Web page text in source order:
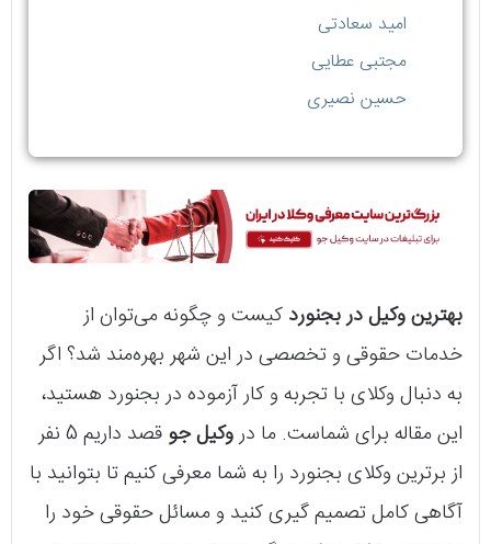
امید سعادتی
مجتبی عطایی
حسین نصیری
بهترین وکیل در بجنورد کیست و چگونه می‌توان از
خدمات حقوقی و تخصصی در این شهر بهره‌مند شد؟ اگر
به دنبال وکلای با تجربه و کار آزموده در بجنورد هستید،
این مقاله برای شماست. ما دروکیل جو
قصد داریم 5 نفر
از برترین وکلای بجنورد را به شما معرفی کنیم تا بتوانید با
آگاهی کامل تصمیم‌ گیری کنید و مسائل حقوقی خود را